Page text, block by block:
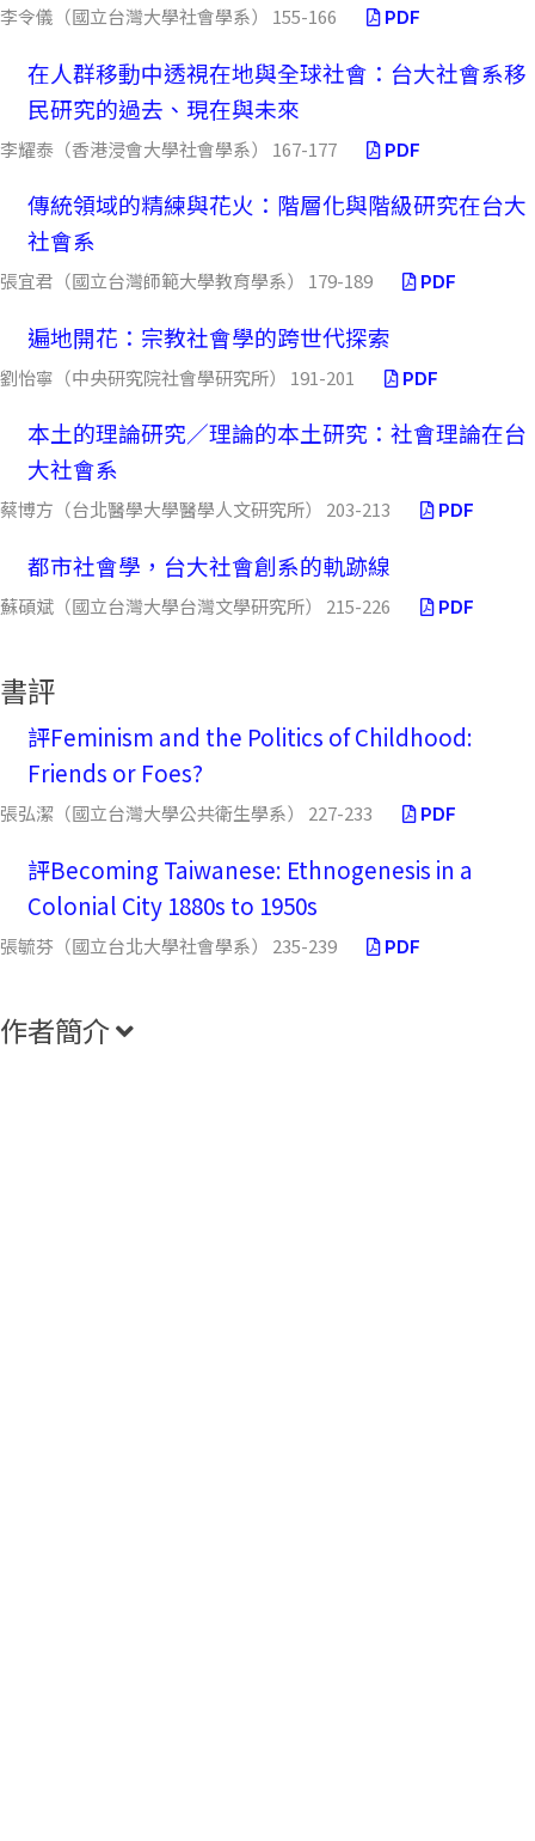
李令儀（國立台灣大學社會學系） 155-166 PDF
在人群移動中透視在地與全球社會：台大社會系移
民研究的過去、現在與未來
李耀泰（香港浸會大學社會學系） 167-177 PDF
傳統領域的精練與花火：階層化與階級研究在台大
社會系
張宜君（國立台灣師範大學教育學系） 179-189 PDF
遍地開花：宗教社會學的跨世代探索
劉怡寧（中央研究院社會學研究所） 191-201 PDF
本土的理論研究／理論的本土研究：社會理論在台
大社會系
蔡博方（台北醫學大學醫學人文研究所） 203-213 PDF
都市社會學，台大社會創系的軌跡線
蘇碩斌（國立台灣大學台灣文學研究所） 215-226 PDF
書評
評Feminism and the Politics of Childhood:
Friends or Foes?
張弘潔（國立台灣大學公共衛生學系） 227-233 PDF
評Becoming Taiwanese: Ethnogenesis in a
Colonial City 1880s to 1950s
張毓芬（國立台北大學社會學系） 235-239 PDF
作者簡介